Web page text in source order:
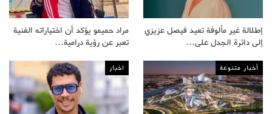
إطلالة غير مألوفة تعيد فيصل عزيزي
إلى دائرة الجدل على…
مراد حميمو يؤكد أن اختياراته الفنية
تعبر عن رؤية درامية…
أخبار متنوعة اخبار